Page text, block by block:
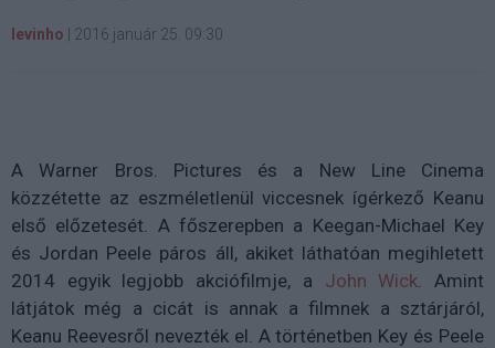
levinho 2016 január 25. 09:30
A Warner Bros. Pictures és a New Line Cinema
közzétette az eszméletlenül viccesnek ígérkező Keanu
első előzetesét. A főszerepben a Keegan-Michael Key
és Jordan Peele páros áll, akiket láthatóan megihletett
2014 egyik legjobb akciófilmje, a John Wick . Amint
látjátok még a cicát is annak a filmnek a sztárjáról,
Keanu Reevesről nevezték el. A történetben Key és Peele